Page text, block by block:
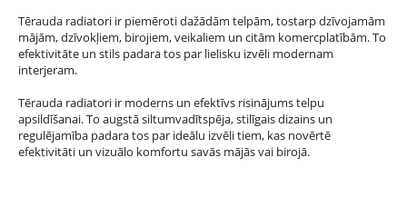
Tērauda radiatori ir piemēroti dažādām telpām, tostarp dzīvojamām
mājām, dzīvokļiem, birojiem, veikaliem un citām komercplatībām. To
efektivitāte un stils padara tos par lielisku izvēli modernam
interjeram.
Tērauda radiatori ir moderns un efektīvs risinājums telpu
apsildīšanai. To augstā siltumvadītspēja, stilīgais dizains un
regulējamība padara tos par ideālu izvēli tiem, kas novērtē
efektivitāti un vizuālo komfortu savās mājās vai birojā.